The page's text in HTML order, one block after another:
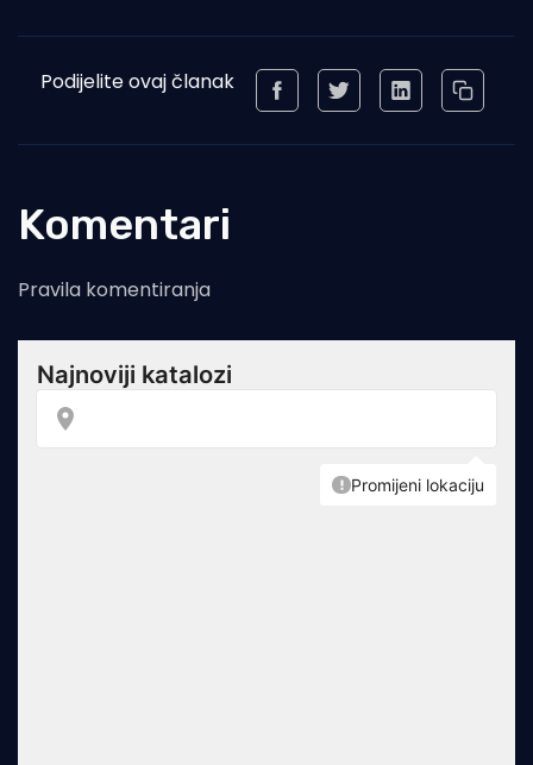
Podijelite ovaj članak
Komentari
Pravila komentiranja